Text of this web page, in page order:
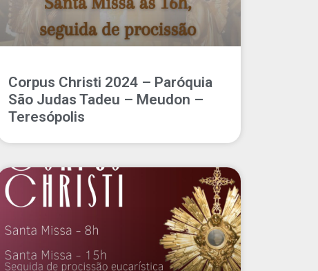
Corpus Christi 2024 – Paróquia
São Judas Tadeu – Meudon –
Teresópolis